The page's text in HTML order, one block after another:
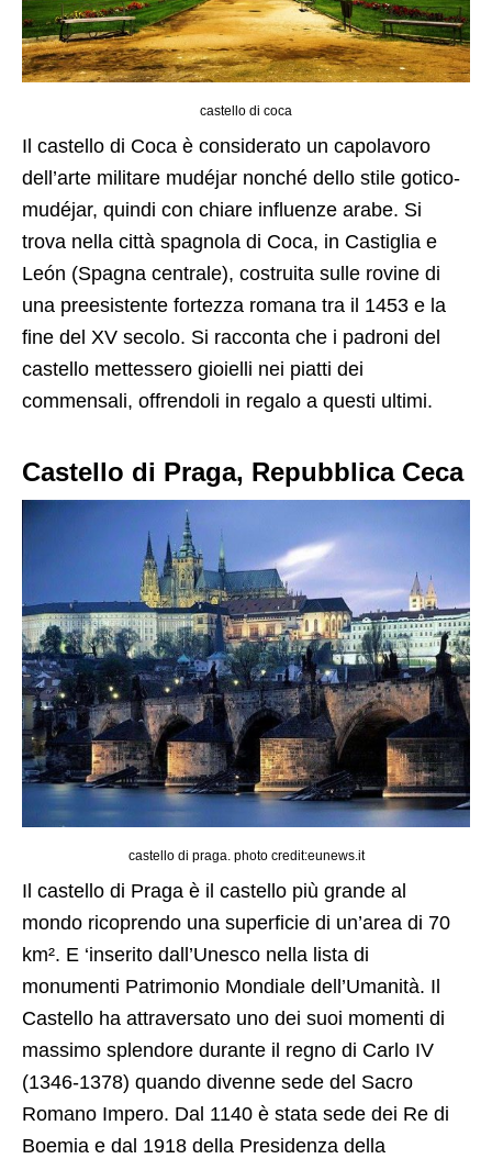
castello di coca
Il castello di Coca è considerato un capolavoro
dell’arte militare mudéjar nonché dello stile gotico-
mudéjar, quindi con chiare influenze arabe. Si
trova nella città spagnola di Coca, in Castiglia e
León (Spagna centrale), costruita sulle rovine di
una preesistente fortezza romana tra il 1453 e la
fine del XV secolo. Si racconta che i padroni del
castello mettessero gioielli nei piatti dei
commensali, offrendoli in regalo a questi ultimi.
Castello di Praga, Repubblica Ceca
castello di praga. photo credit:eunews.it
Il castello di Praga è il castello più grande al
mondo ricoprendo una superficie di un’area di 70
km². E ‘inserito dall’Unesco nella lista di
monumenti Patrimonio Mondiale dell’Umanità. Il
Castello ha attraversato uno dei suoi momenti di
massimo splendore durante il regno di Carlo IV
(1346-1378) quando divenne sede del Sacro
Romano Impero. Dal 1140 è stata sede dei Re di
Boemia e dal 1918 della Presidenza della